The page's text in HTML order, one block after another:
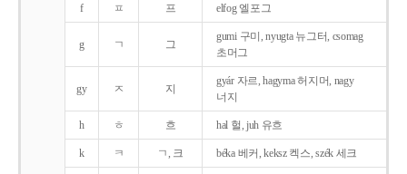
f ㅍ 프 elfog 엘포그
g ㄱ 그
gumi 구미, nyugta 뉴그터, csomag
초머그
gy ㅈ 지
gyár 자르, hagyma 허지머, nagy
너지
h ㅎ 흐 hal 헐, juh 유흐
k ㅋ ㄱ, 크 béka 베커, keksz 켁스, szék 세크